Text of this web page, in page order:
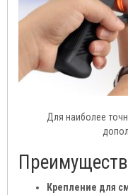
Для наиболее
Крепление для